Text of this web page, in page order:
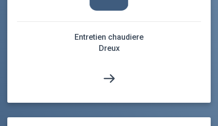
Entretien chaudiere
Dreux